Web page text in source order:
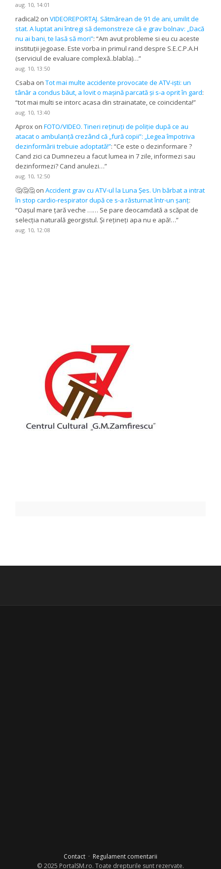
aug. 10, 14:01
radical2 onVIDEOREPORTAJ. Sătmărean de 91 de ani, umilit de
stat. A luptat ani întregi să demonstreze că e grav bolnav: „Dacă
nu ai bani, te lasă să mori”: “Am avut probleme si eu cu aceste
instituții jegoase. Este vorba in primul rand despre S.E.C.P.A.H
(serviciul de evaluare complexă..blabla)…”
aug. 10, 13:50
Csaba onTot mai multe accidente provocate de ATV-iști: un
tânăr a condus băut, a lovit o mașină parcată și s-a oprit în gard:
“tot mai multi se intorc acasa din strainatate, ce coincidenta!”
aug. 10, 13:40
Aprox onFOTO/VIDEO. Tineri reținuți de poliție după ce au
atacat o ambulanță crezând că „fură copii”: „Legea împotriva
dezinformării trebuie adoptată!”: “Ce este o dezinformare ?
Cand zici ca Dumnezeu a facut lumea in 7 zile, informezi sau
dezinformezi? Cand anulezi…”
aug. 10, 12:50
🤔🤔🤔 onAccident grav cu ATV-ul la Luna Șes. Un bărbat a intrat
în stop cardio-respirator după ce s-a răsturnat într-un șanț:
“Oașul mare țară veche …… Se pare deocamdată a scăpat de
selecția naturală georgistul. Și rețineți apa nu e apă!…”
aug. 10, 12:08
Contact· Regulament comentarii
© 2025 PortalSM.ro. Toate drepturile sunt rezervate.